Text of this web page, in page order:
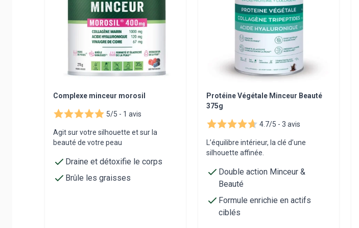
Complexe minceur morosil
5/5 - 1 avis
Agit sur votre silhouette et sur la
beauté de votre peau
Draine et détoxifie le corps
Brûle les graisses
Protéine Végétale Minceur Beauté
375g
4.7/5 - 3 avis
L’équilibre intérieur, la clé d’une
silhouette affinée.
Double action Minceur &
Beauté
Formule enrichie en actifs
ciblés